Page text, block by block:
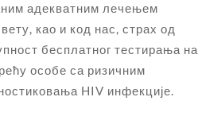
адекватним лечењем
као и код нас, страх од
бесплатног тестирања на
особе са ризичним
HIV инфекције.